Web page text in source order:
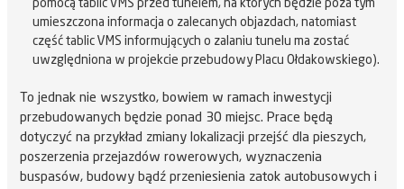
pomocą tablic VMS przed tunelem, na których będzie poza tym
umieszczona informacja o zalecanych objazdach, natomiast
część tablic VMS informujących o zalaniu tunelu ma zostać
uwzględniona w projekcie przebudowy Placu Ołdakowskiego).
To jednak nie wszystko, bowiem w ramach inwestycji
przebudowanych będzie ponad 30 miejsc. Prace będą
dotyczyć na przykład zmiany lokalizacji przejść dla pieszych,
poszerzenia przejazdów rowerowych, wyznaczenia
buspasów, budowy bądź przeniesienia zatok autobusowych i